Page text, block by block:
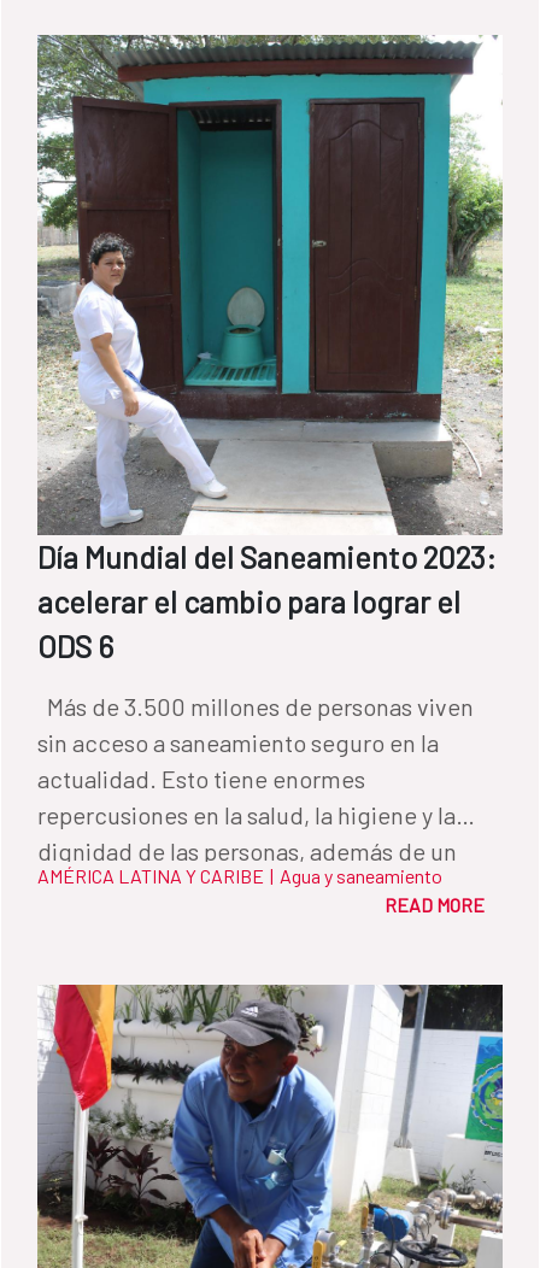
Día Mundial del Saneamiento 2023:
acelerar el cambio para lograr el
ODS 6
sin acceso a saneamiento seguro en la
actualidad. Esto tiene enormes
repercusiones en la salud, la higiene y la
dignidad de las personas, además de un
negativo impacto en el medio ambiente.
AMÉRICA LATINA Y CARIBE | Agua y saneamiento
READ MORE